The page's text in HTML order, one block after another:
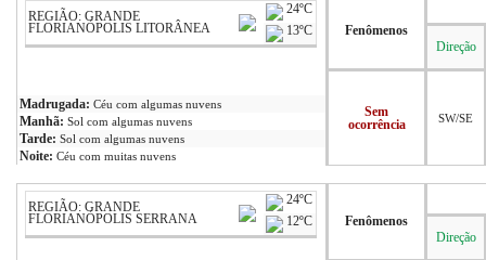
REGIÃO: GRANDE
FLORIANÓPOLIS LITORÂNEA
24ºC
13ºC
Fenômenos
Direção
Sem
ocorrência
SW/SE
Madrugada: Céu com algumas nuvens
Manhã: Sol com algumas nuvens
Tarde: Sol com algumas nuvens
Noite: Céu com muitas nuvens
REGIÃO: GRANDE
FLORIANÓPOLIS SERRANA
24ºC
12ºC
Fenômenos
Direção